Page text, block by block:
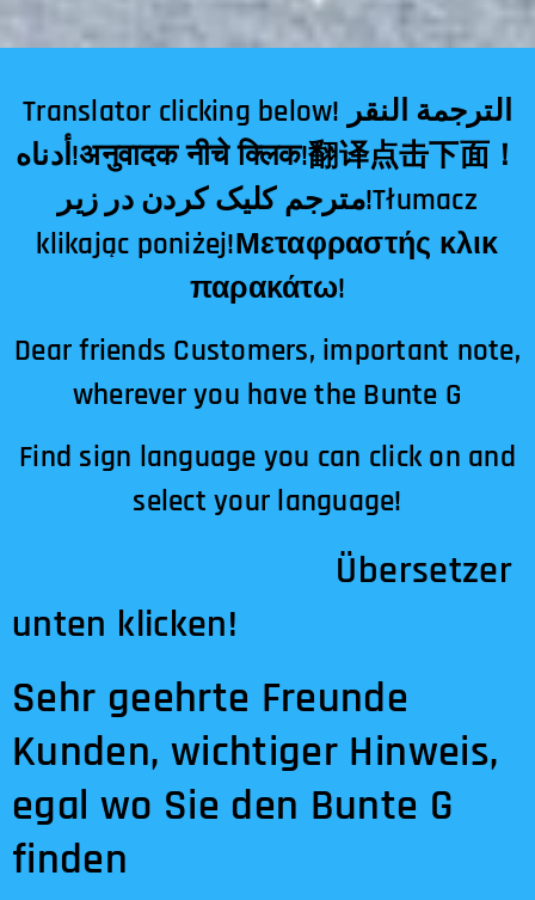
Translator clicking below! الترجمة النقر
أدناه!अनुवादक नीचे क्लिक!翻译点击下面！
مترجم کلیک کردن در زیر!Tłumacz
klikając poniżej!Μεταφραστής κλικ
παρακάτω!
Dear friends Customers, important note,
wherever you have the Bunte G
Find sign language you can click on and
select your language!
Übersetzer
unten klicken!
Sehr geehrte Freunde
Kunden, wichtiger Hinweis,
egal wo Sie den Bunte G
finden